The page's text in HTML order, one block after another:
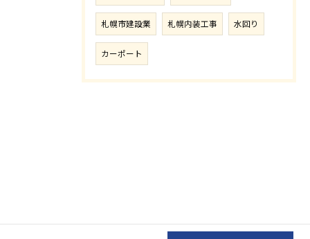
札幌市建設業 札幌内装工事 水回り
カーポート